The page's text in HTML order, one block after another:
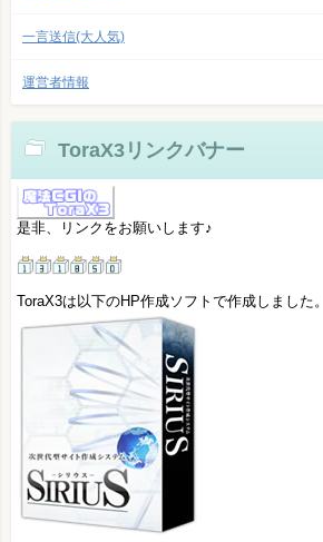
一言送信(大人気)
運営者情報
ToraX3リンクバナー
是非、リンクをお願いします♪
ToraX3は以下のHP作成ソフトで作成しました。